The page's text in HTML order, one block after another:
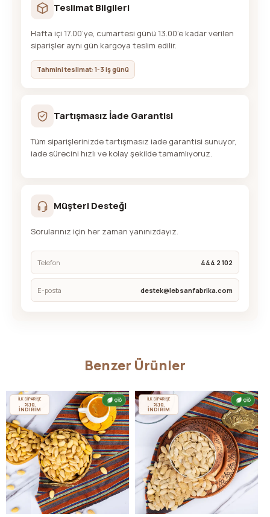
Teslimat Bilgileri
Hafta içi 17.00’ye, cumartesi günü 13.00’e kadar verilen
siparişler aynı gün kargoya teslim edilir.
Tahmini teslimat: 1-3 iş günü
Tartışmasız İade Garantisi
Tüm siparişlerinizde tartışmasız iade garantisi sunuyor,
iade sürecini hızlı ve kolay şekilde tamamlıyoruz.
Müşteri Desteği
Sorularınız için her zaman yanınızdayız.
Telefon 444 2 102
E-posta destek@lebsanfabrika.com
Benzer Ürünler
ÇİĞ
İLK SİPARİŞE
%10
İNDİRİM
ÇİĞ
İLK SİPARİŞE
%10
İNDİRİM